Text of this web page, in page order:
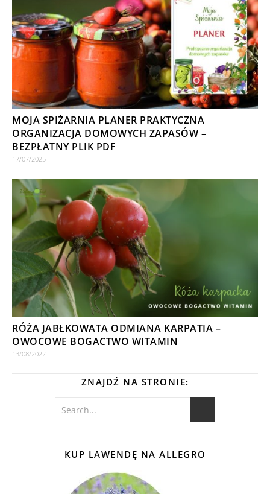
MOJA SPIŻARNIA PLANER PRAKTYCZNA
ORGANIZACJA DOMOWYCH ZAPASÓW –
BEZPŁATNY PLIK PDF
17/07/2025
RÓŻA JABŁKOWATA ODMIANA KARPATIA –
OWOCOWE BOGACTWO WITAMIN
13/08/2022
ZNAJDŹ NA STRONIE:
KUP LAWENDĘ NA ALLEGRO